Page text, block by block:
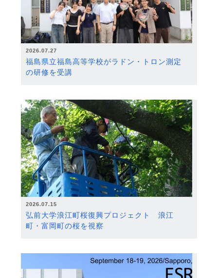
2026.07.27
福島県立福島高等学校がラドン・トロン測定
の研修を受講
2026.07.15
弘前大学浪江町桜復興プロジェクト 浪江
町・富岡町の桜を視察